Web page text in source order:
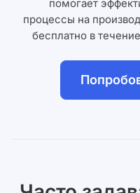
помогает
процессы на
бесплатно в